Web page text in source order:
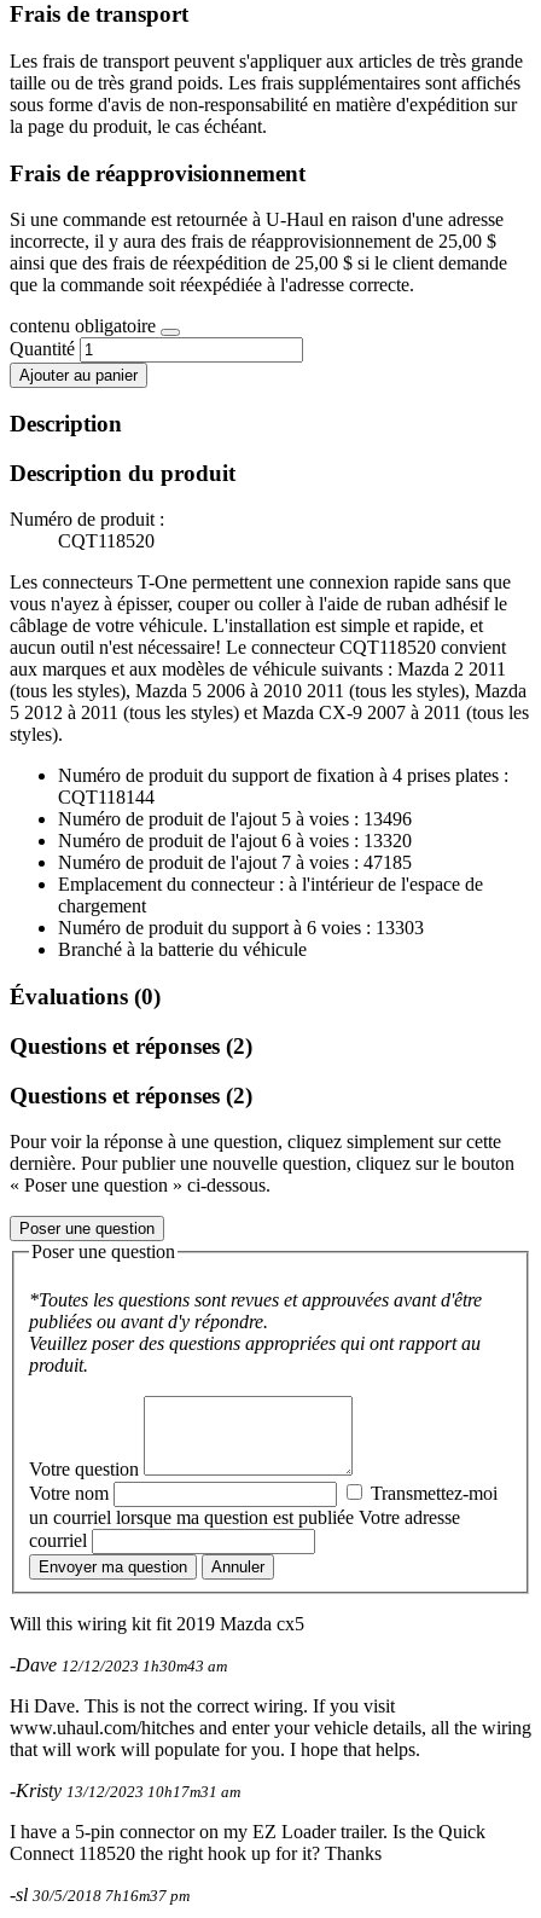
Frais de transport
Les frais de transport peuvent s'appliquer aux articles de très grande
taille ou de très grand poids. Les frais supplémentaires sont affichés
sous forme d'avis de non-responsabilité en matière d'expédition sur
la page du produit, le cas échéant.
Frais de réapprovisionnement
Si une commande est retournée à U-Haul en raison d'une adresse
incorrecte, il y aura des frais de réapprovisionnement de 25,00 $
ainsi que des frais de réexpédition de 25,00 $ si le client demande
que la commande soit réexpédiée à l'adresse correcte.
contenu obligatoire
Quantité
Ajouter au panier
Description
Description du produit
Numéro de produit :
CQT118520
Les connecteurs T-One permettent une connexion rapide sans que
vous n'ayez à épisser, couper ou coller à l'aide de ruban adhésif le
câblage de votre véhicule. L'installation est simple et rapide, et
aucun outil n'est nécessaire! Le connecteur CQT118520 convient
aux marques et aux modèles de véhicule suivants : Mazda 2 2011
(tous les styles), Mazda 5 2006 à 2010 2011 (tous les styles), Mazda
5 2012 à 2011 (tous les styles) et Mazda CX-9 2007 à 2011 (tous les
styles).
Numéro de produit du support de fixation à 4 prises plates :
CQT118144
Numéro de produit de l'ajout 5 à voies : 13496
Numéro de produit de l'ajout 6 à voies : 13320
Numéro de produit de l'ajout 7 à voies : 47185
Emplacement du connecteur : à l'intérieur de l'espace de
chargement
Numéro de produit du support à 6 voies : 13303
Branché à la batterie du véhicule
Évaluations (0)
Questions et réponses (2)
Questions et réponses (2)
Pour voir la réponse à une question, cliquez simplement sur cette
dernière. Pour publier une nouvelle question, cliquez sur le bouton
« Poser une question » ci-dessous.
Poser une question
Poser une question
*Toutes les questions sont revues et approuvées avant d'être
publiées ou avant d'y répondre.
Veuillez poser des questions appropriées qui ont rapport au
produit.
Votre question
Votre nom
Transmettez-moi
un courriel lorsque ma question est publiée Votre adresse
courriel
Envoyer ma question Annuler
Will this wiring kit fit 2019 Mazda cx5
-Dave 12/12/2023 1h30m43 am
Hi Dave. This is not the correct wiring. If you visit
www.uhaul.com/hitches and enter your vehicle details, all the wiring
that will work will populate for you. I hope that helps.
-Kristy 13/12/2023 10h17m31 am
I have a 5-pin connector on my EZ Loader trailer. Is the Quick
Connect 118520 the right hook up for it? Thanks
-sl 30/5/2018 7h16m37 pm